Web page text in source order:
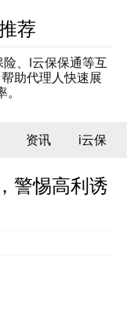
荐
、I云保保通等互
助代理人快速展
资讯 i云保
警惕高利诱